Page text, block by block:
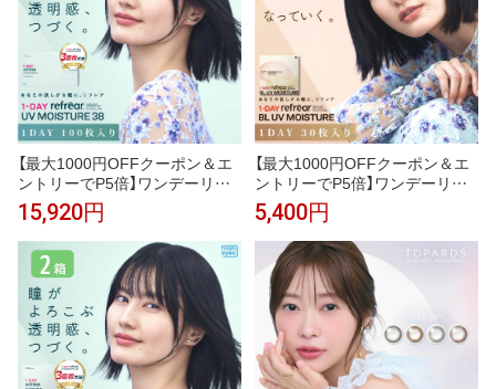
【最大1000円OFFクーポン＆エ
ントリーでP5倍】ワンデーリフ
レアUVモイスチャー38 4箱セッ
ト （1箱100枚）UVカット コンタ
クトレンズ 1day 1日使い捨て コ
ンタクト refrear フロムアイズ
15,920円
【最大1000円OFFクーポン＆エ
ントリーでP5倍】ワンデーリフ
レア BLUVモイスチャー 4箱セ
ット （1箱30枚） UVカット コン
タクトレンズ 1day 1日使い捨て
コンタクト refrear フロムアイ
ズ
5,400円